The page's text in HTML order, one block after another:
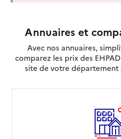
Annuaires et
Avec nos annuaires,
comparez les prix des
site de votre département